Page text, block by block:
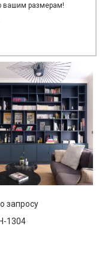
вашим размерам!
запросу
1304